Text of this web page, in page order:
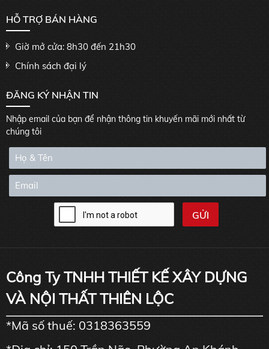
HỖ TRỢ BÁN HÀNG
Giờ mở cửa: 8h30 đến 21h30
Chính sách đại lý
ĐĂNG KÝ NHẬN TIN
Nhập email của bạn để nhận thông tin khuyến mãi mới nhất từ
chúng tôi
Công Ty TNHH THIẾT KẾ XÂY DỰNG
VÀ NỘI THẤT THIÊN LỘC
*Mã số thuế: 0318363559